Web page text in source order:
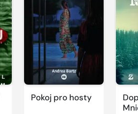
Pokoj pro hosty